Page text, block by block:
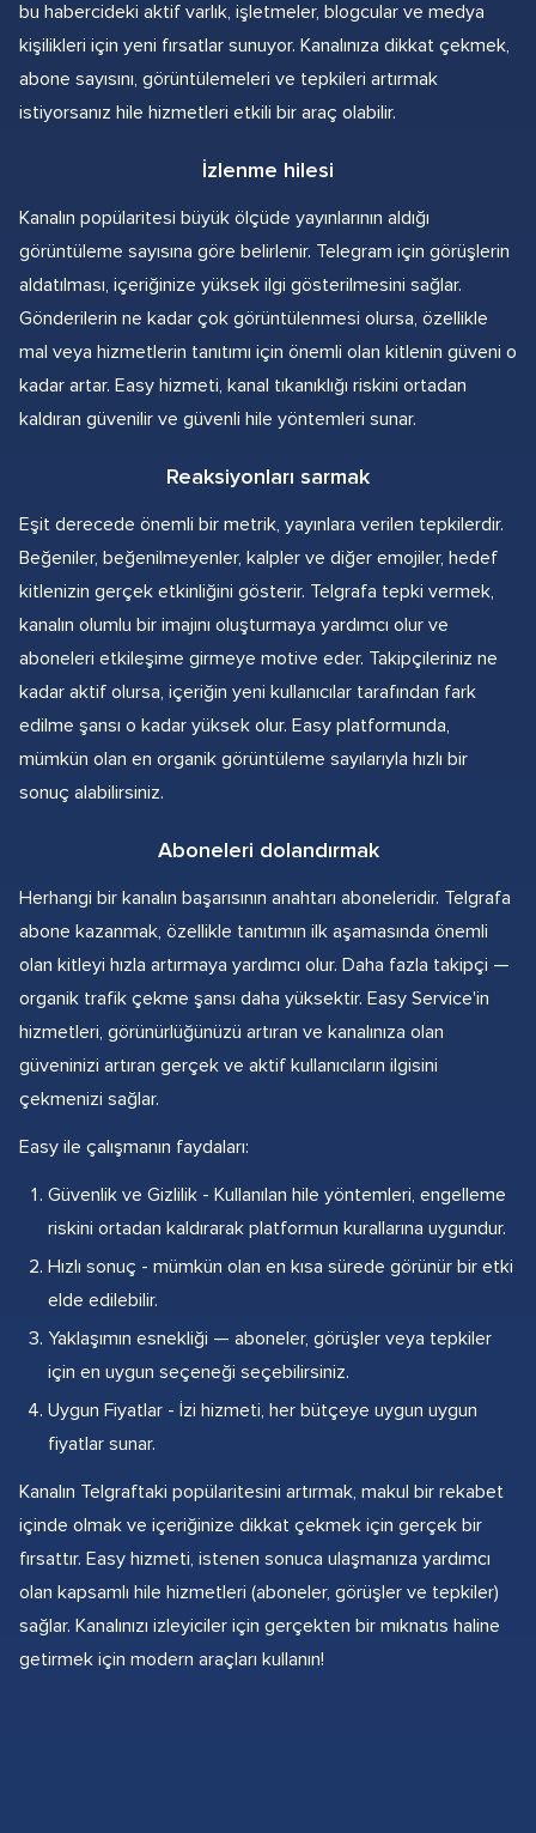
bu habercideki aktif varlık, işletmeler, blogcular ve medya
kişilikleri için yeni fırsatlar sunuyor. Kanalınıza dikkat çekmek,
abone sayısını, görüntülemeleri ve tepkileri artırmak
istiyorsanız hile hizmetleri etkili bir araç olabilir.
İzlenme hilesi
Kanalın popülaritesi büyük ölçüde yayınlarının aldığı
görüntüleme sayısına göre belirlenir. Telegram için görüşlerin
aldatılması, içeriğinize yüksek ilgi gösterilmesini sağlar.
Gönderilerin ne kadar çok görüntülenmesi olursa, özellikle
mal veya hizmetlerin tanıtımı için önemli olan kitlenin güveni o
kadar artar. Easy hizmeti, kanal tıkanıklığı riskini ortadan
kaldıran güvenilir ve güvenli hile yöntemleri sunar.
Reaksiyonları sarmak
Eşit derecede önemli bir metrik, yayınlara verilen tepkilerdir.
Beğeniler, beğenilmeyenler, kalpler ve diğer emojiler, hedef
kitlenizin gerçek etkinliğini gösterir. Telgrafa tepki vermek,
kanalın olumlu bir imajını oluşturmaya yardımcı olur ve
aboneleri etkileşime girmeye motive eder. Takipçileriniz ne
kadar aktif olursa, içeriğin yeni kullanıcılar tarafından fark
edilme şansı o kadar yüksek olur. Easy platformunda,
mümkün olan en organik görüntüleme sayılarıyla hızlı bir
sonuç alabilirsiniz.
Aboneleri dolandırmak
Herhangi bir kanalın başarısının anahtarı aboneleridir. Telgrafa
abone kazanmak, özellikle tanıtımın ilk aşamasında önemli
olan kitleyi hızla artırmaya yardımcı olur. Daha fazla takipçi —
organik trafik çekme şansı daha yüksektir. Easy Service'in
hizmetleri, görünürlüğünüzü artıran ve kanalınıza olan
güveninizi artıran gerçek ve aktif kullanıcıların ilgisini
çekmenizi sağlar.
Easy ile çalışmanın faydaları:
Güvenlik ve Gizlilik - Kullanılan hile yöntemleri, engelleme
riskini ortadan kaldırarak platformun kurallarına uygundur.
Hızlı sonuç - mümkün olan en kısa sürede görünür bir etki
elde edilebilir.
Yaklaşımın esnekliği — aboneler, görüşler veya tepkiler
için en uygun seçeneği seçebilirsiniz.
Uygun Fiyatlar - İzi hizmeti, her bütçeye uygun uygun
fiyatlar sunar.
Kanalın Telgraftaki popülaritesini artırmak, makul bir rekabet
içinde olmak ve içeriğinize dikkat çekmek için gerçek bir
fırsattır. Easy hizmeti, istenen sonuca ulaşmanıza yardımcı
olan kapsamlı hile hizmetleri (aboneler, görüşler ve tepkiler)
sağlar. Kanalınızı izleyiciler için gerçekten bir mıknatıs haline
getirmek için modern araçları kullanın!